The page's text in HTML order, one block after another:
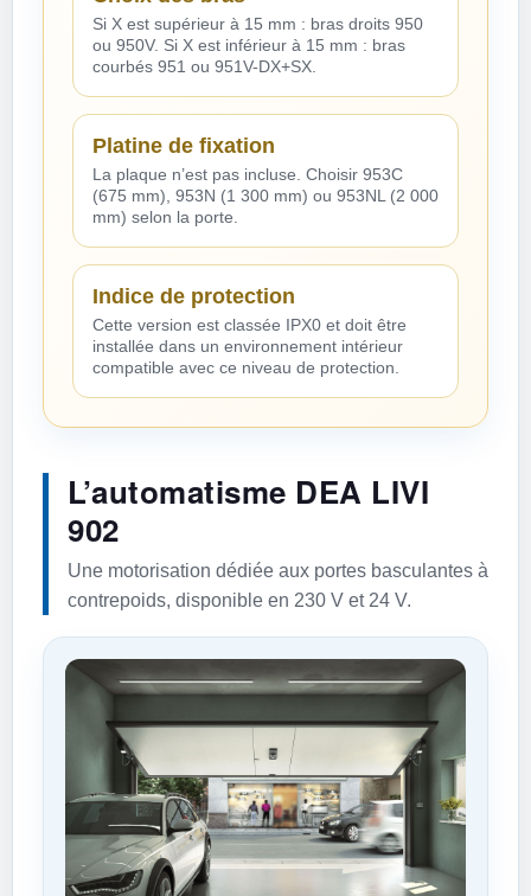
Si X est supérieur à 15 mm : bras droits 950
ou 950V. Si X est inférieur à 15 mm : bras
courbés 951 ou 951V-DX+SX.
Platine de fixation
La plaque n’est pas incluse. Choisir 953C
(675 mm), 953N (1 300 mm) ou 953NL (2 000
mm) selon la porte.
Indice de protection
Cette version est classée IPX0 et doit être
installée dans un environnement intérieur
compatible avec ce niveau de protection.
L’automatisme DEA LIVI
902
Une motorisation dédiée aux portes basculantes à
contrepoids, disponible en 230 V et 24 V.